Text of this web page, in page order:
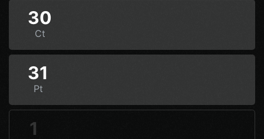
30
Ct
31
Pt
1